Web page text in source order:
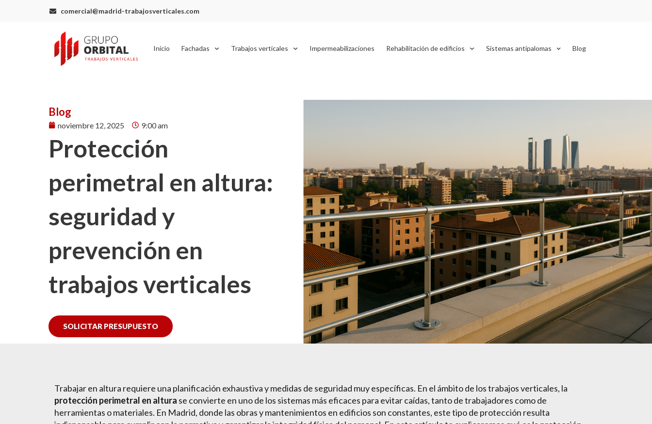
comercial@madrid-trabajosverticales.com
Inicio Fachadas Trabajos verticales Impermeabilizaciones Rehabilitación de edificios Sistemas antipalomas Blog
Blog
noviembre 12, 2025 9:00 am
Protección
perimetral en altura:
seguridad y
prevención en
trabajos verticales
SOLICITAR PRESUPUESTO
Trabajar en altura requiere una planificación exhaustiva y medidas de seguridad muy específicas. En el ámbito de los trabajos verticales, la
protección perimetral en altura se convierte en uno de los sistemas más eficaces para evitar caídas, tanto de trabajadores como de
herramientas o materiales. En Madrid, donde las obras y mantenimientos en edificios son constantes, este tipo de protección resulta